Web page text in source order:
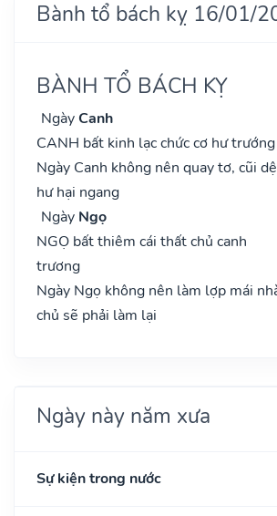
Bành tổ bách kỵ 16/01/
BÀNH TỔ BÁCH KỴ
NgàyCanh
CANH bất kinh lạc chức cơ hư trướng
Ngày Canh không nên quay tơ, cũi
hư hại ngang
Ngày Ngọ
NGỌ bất thiêm cái thất chủ canh
trương
Ngày Ngọ không nên làm lợp mái
chủ sẽ phải làm lại
Ngày này năm xưa
Sự kiện trong nước